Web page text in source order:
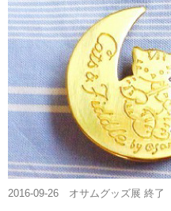
2016-09-26 オサムグッズ展 終了